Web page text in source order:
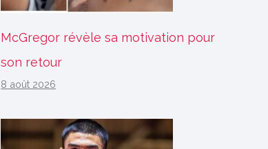
McGregor révèle sa motivation pour
son retour
8 août 2026